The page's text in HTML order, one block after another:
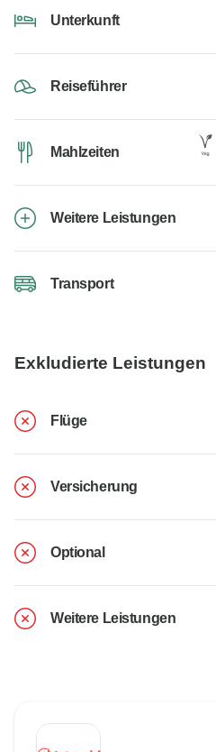
Unterkunft
Reiseführer
Mahlzeiten
Weitere Leistungen
Transport
Exkludierte Leistungen
Flüge
Versicherung
Optional
Weitere Leistungen